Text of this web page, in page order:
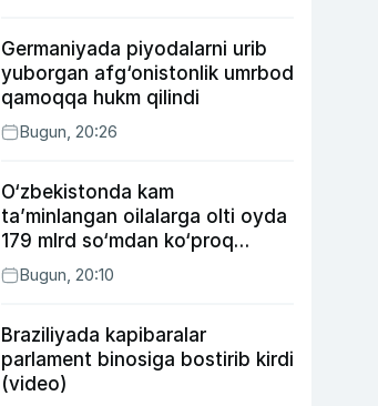
Germaniyada piyodalarni urib
yuborgan afg‘onistonlik umrbod
qamoqqa hukm qilindi
Bugun, 20:26
O‘zbekistonda kam
ta’minlangan oilalarga olti oyda
179 mlrd so‘mdan ko‘proq
ijtimoiy keshbek to‘lab berildi
Bugun, 20:10
Braziliyada kapibaralar
parlament binosiga bostirib kirdi
(video)